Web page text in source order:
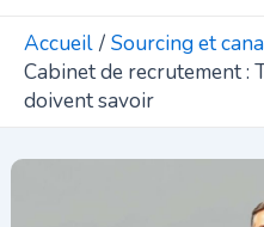
Accueil
Sourcing et
Cabinet de recrutement :
doivent savoir